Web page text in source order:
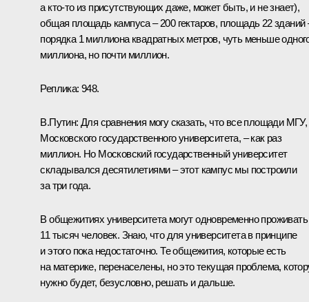
а кто‑то из присутствующих даже, может быть, и не знает),
общая площадь кампуса – 200 гектаров, площадь 22 зданий
порядка 1 миллиона квадратных метров, чуть меньше
миллиона, но почти миллион.
Реплика: 948.
В.Путин: Для сравнения могу сказать, что все площади МГУ,
Московского государственного университета, – как раз
миллион. Но Московский государственный университет
складывался десятилетиями – этот кампус мы построили
за три года.
В общежитиях университета могут одновременно проживать
11 тысяч человек. Знаю, что для университета в принципе
и этого пока недостаточно. Те общежития, которые есть
на материке, перенаселены, но это текущая проблема,
нужно будет, безусловно, решать и дальше.